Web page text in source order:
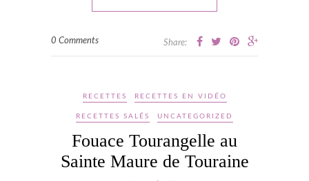
0 Comments Share:
RECETTES RECETTES EN VIDÉO
RECETTES SALÉS UNCATEGORIZED
Fouace Tourangelle au
Sainte Maure de Touraine